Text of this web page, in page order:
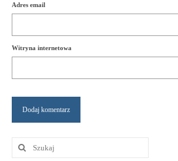
Adres email
Witryna internetowa
Szuklaj